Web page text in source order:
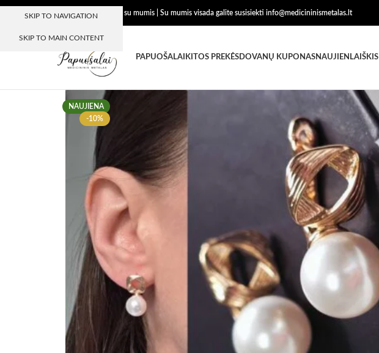
SKIP TO NAVIGATION
SKIP TO MAIN CONTENT
Dėkojame, kad esate su mumis | Su mumis visada galite susisiekti info@medicininismetalas.lt
PAPUOŠALAI KITOS PREKĖSDOVANŲ KUPONASNAUJIENLAIŠKIS
-10%
NAUJIENA